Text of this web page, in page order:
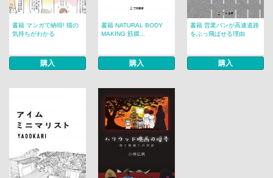
書籍 マンガで納得! 猫の
気持ちがわかる
購入
書籍 NATURAL BODY
MAKING 筋膜...
購入
書籍 営業バンが高速道路
をぶっ飛ばせる理由
購入